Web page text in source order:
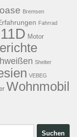
Bremsen
Fahrrad
Motor
Shelter
VEBEG
Wohnmobil